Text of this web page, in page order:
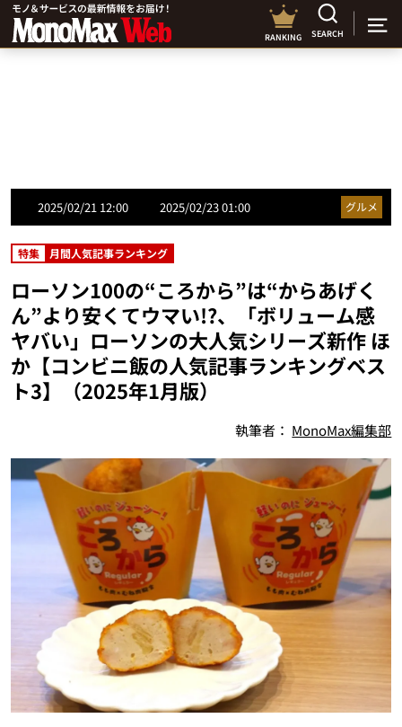
RANKING SEARCH
2025/02/21 12:00 2025/02/23 01:00 グルメ
特集 月間人気記事ランキング
ローソン100の“ころから”は“からあげく
ん”より安くてウマい!?、「ボリューム感
ヤバい」ローソンの大人気シリーズ新作 ほ
か【コンビニ飯の人気記事ランキングベス
ト3】（2025年1月版）
執筆者： MonoMax編集部